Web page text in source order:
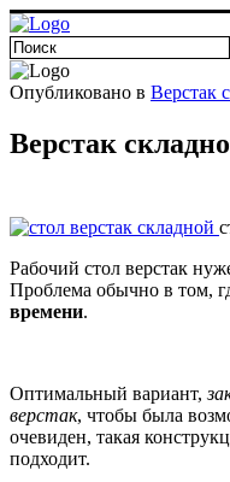
Опубликовано в Верстак
Верстак
Рабочий стол верстак
Проблема обычно в том,
времени.
Оптимальный вариант,
верстак, чтобы была
очевиден, такая
подходит.